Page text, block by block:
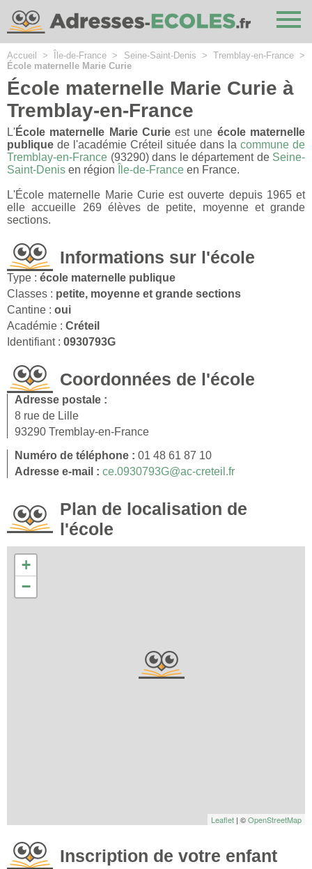
Accueil > Île-de-France > Seine-Saint-Denis > Tremblay-en-France>
École maternelle Marie Curie
École maternelle Marie Curie à
Tremblay-en-France
L'École maternelle Marie Curieest une école maternelle
publique de l'académie Créteil située dans la commune de
Tremblay-en-France (93290) dans le département de Seine-
Saint-Denis en région Île-de-France en France.
L'École maternelle Marie Curie est ouverte depuis 1965 et
elle accueille 269 élèves de petite, moyenne et grande
sections.
Informations sur l'école
Type : école maternelle publique
Classes : petite, moyenne et grande sections
Cantine : oui
Académie : Créteil
Identifiant : 0930793G
Coordonnées de l'école
Adresse postale :
8 rue de Lille
93290 Tremblay-en-France
Numéro de téléphone : 01 48 61 87 10
Adresse e-mail : ce.0930793G@ac-creteil.fr
Plan de localisation de
l'école
+
−
Leaflet | ©OpenStreetMap
Inscription de votre enfant